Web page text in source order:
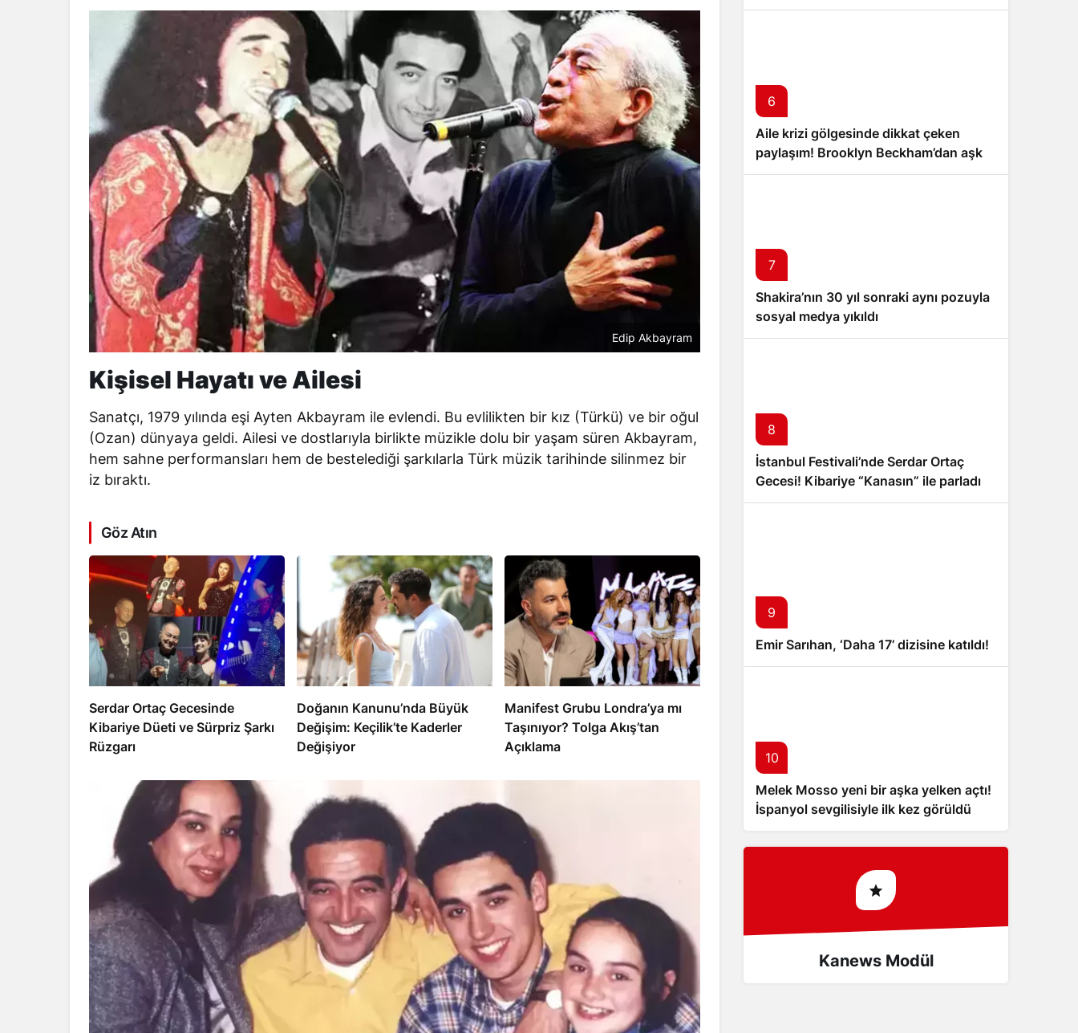
Edip Akbayram
Kişisel Hayatı ve Ailesi
Sanatçı, 1979 yılında eşi Ayten Akbayram ile evlendi. Bu evlilikten bir kız (Türkü) ve bir oğul
(Ozan) dünyaya geldi. Ailesi ve dostlarıyla birlikte müzikle dolu bir yaşam süren Akbayram,
hem sahne performansları hem de bestelediği şarkılarla Türk müzik tarihinde silinmez bir
iz bıraktı.
Göz Atın
Serdar Ortaç Gecesinde
Kibariye Düeti ve Sürpriz Şarkı
Rüzgarı
Doğanın Kanunu’nda Büyük
Değişim: Keçilik’te Kaderler
Değişiyor
Manifest Grubu Londra’ya mı
Taşınıyor? Tolga Akış’tan
Açıklama
6
Aile krizi gölgesinde dikkat çeken
paylaşım! Brooklyn Beckham’dan aşk
dolu mesaj
7
Shakira’nın 30 yıl sonraki aynı pozuyla
sosyal medya yıkıldı
8
İstanbul Festivali’nde Serdar Ortaç
Gecesi! Kibariye “Kanasın” ile parladı
9
Emir Sarıhan, ‘Daha 17’ dizisine katıldı!
10
Melek Mosso yeni bir aşka yelken açtı!
İspanyol sevgilisiyle ilk kez görüldü
Kanews Modül